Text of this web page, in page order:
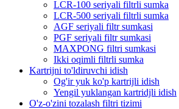
LCR-100 seriyali filtrli sumka
LCR-500 seriyali filtrli sumka
AGF seriyali filtr sumkasi
PGF seriyali filtr sumkasi
MAXPONG filtri sumkasi
Ikki oqimli filtrli sumka
Kartrijni to'ldiruvchi idish
Og'ir yuk ko'p kartrijli idish
Yengil yuklangan kartridjli idish
O'z-o'zini tozalash filtri tizimi